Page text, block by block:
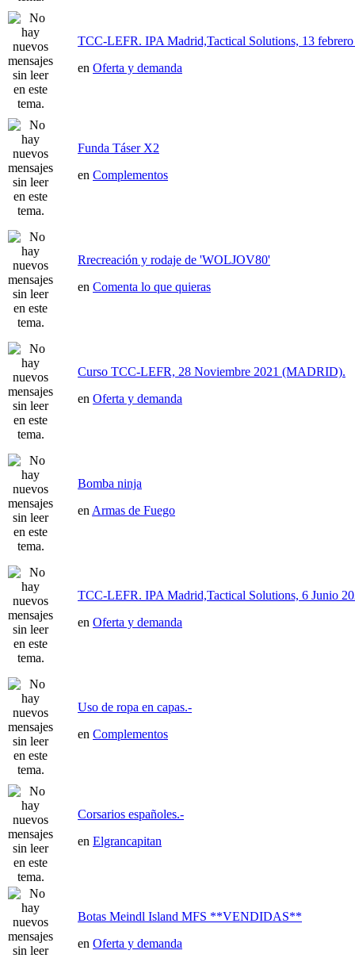
TCC-LEFR. IPA Madrid,Tactical Solutions, 13
en Oferta y demanda
Funda Táser X2
en Complementos
Rrecreación y rodaje de 'WOLJOV80'
en Comenta lo que quieras
Curso TCC-LEFR, 28 Noviembre 2021 (MADRID).
en Oferta y demanda
Bomba ninja
en Armas de Fuego
TCC-LEFR. IPA Madrid,Tactical Solutions, 6 Junio
en Oferta y demanda
Uso de ropa en capas.-
en Complementos
Corsarios españoles.-
en Elgrancapitan
Botas Meindl Island MFS **VENDIDAS**
en Oferta y demanda